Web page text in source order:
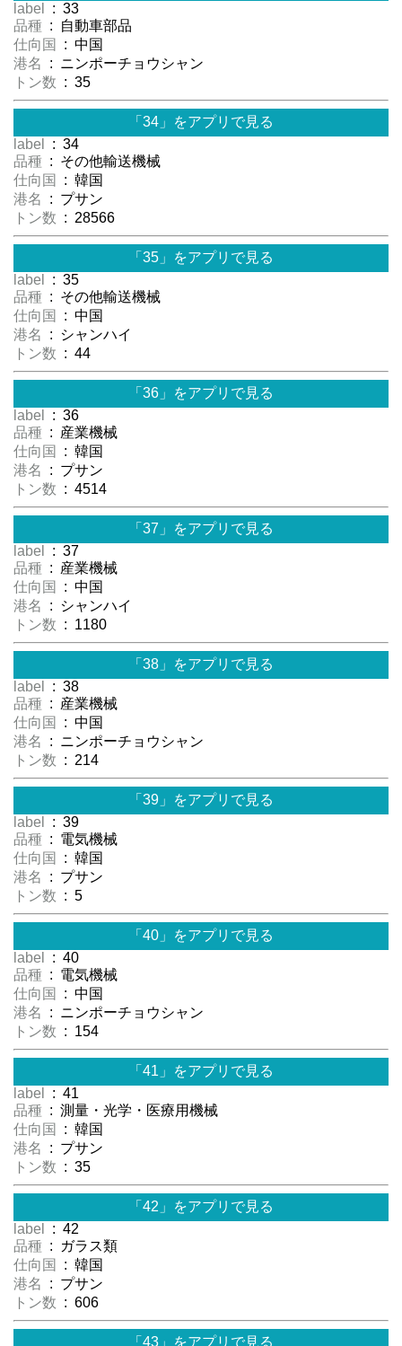
label
: 33
品種 : 自動車部品
仕向国
: 中国
港名
: ニンポーチョウシャン
トン数 : 35
「34」をアプリで見る
label
: 34
品種 : その他輸送機械
仕向国
: 韓国
港名
: プサン
トン数 : 28566
「35」をアプリで見る
label
: 35
品種 : その他輸送機械
仕向国
: 中国
港名
: シャンハイ
トン数 : 44
「36」をアプリで見る
label
: 36
品種 : 産業機械
仕向国
: 韓国
港名
: プサン
トン数 : 4514
「37」をアプリで見る
label
: 37
品種 : 産業機械
仕向国
: 中国
港名
: シャンハイ
トン数 : 1180
「38」をアプリで見る
label
: 38
品種 : 産業機械
仕向国
: 中国
港名
: ニンポーチョウシャン
トン数 : 214
「39」をアプリで見る
label
: 39
品種 : 電気機械
仕向国
: 韓国
港名
: プサン
トン数 : 5
「40」をアプリで見る
label
: 40
品種 : 電気機械
仕向国
: 中国
港名
: ニンポーチョウシャン
トン数 : 154
「41」をアプリで見る
label
: 41
品種 : 測量・光学・医療用機械
仕向国
: 韓国
港名
: プサン
トン数 : 35
「42」をアプリで見る
label
: 42
品種 : ガラス類
仕向国
: 韓国
港名
: プサン
トン数 : 606
「43」をアプリで見る